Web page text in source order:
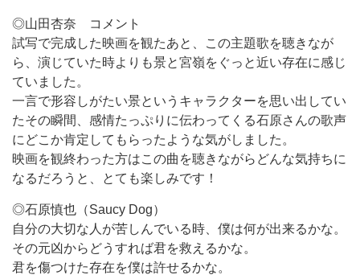
◎山田杏奈 コメント
試写で完成した映画を観たあと、この主題歌を聴きなが
ら、演じていた時よりも景と宮嶺をぐっと近い存在に感じ
ていました。
一言で形容しがたい景というキャラクターを思い出してい
たその瞬間、感情たっぷりに伝わってくる石原さんの歌声
にどこか肯定してもらったような気がしました。
映画を観終わった方はこの曲を聴きながらどんな気持ちに
なるだろうと、とても楽しみです！
◎石原慎也（Saucy Dog）
自分の大切な人が苦しんでいる時、僕は何が出来るかな。
その元凶からどうすれば君を救えるかな。
君を傷つけた存在を僕は許せるかな。